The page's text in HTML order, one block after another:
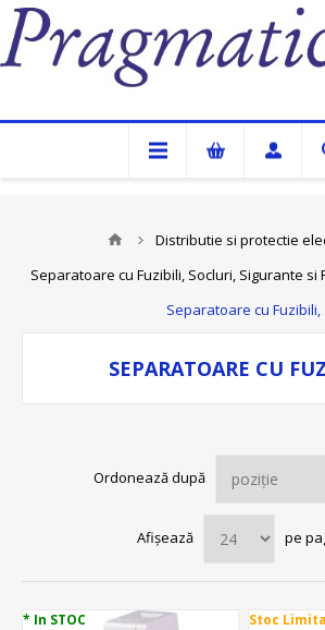
Pragmatic TCV
Distributie si protectie
Separatoare cu Fuzibili, Socluri, Sigurante
Separatoare cu Fuzibili,
SEPARATOARE CU
Ordonează după
Afișează pe
* In STOC Stoc